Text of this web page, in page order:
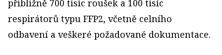
přibližně 700 tisíc roušek a 100 tisíc
respirátorů typu FFP2, včetně celního
odbavení a veškeré požadované dokumentace.